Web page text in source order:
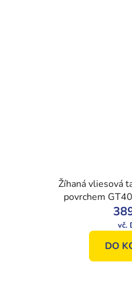
Žíhaná vliesová
povrchem
DO